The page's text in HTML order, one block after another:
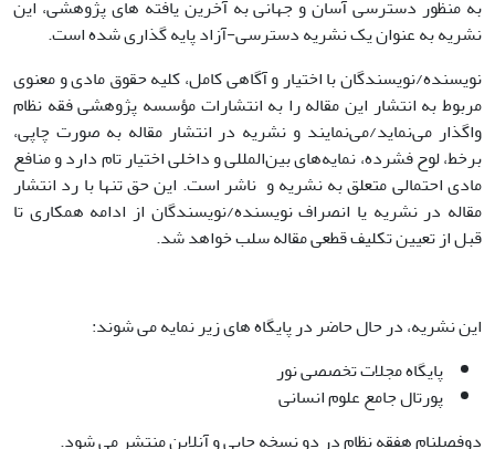
به منظور دسترسی آسان و جهانی به آخرین یافته های پژوهشی، این
نشریه به عنوان یک نشریه دسترسی-آزاد پایه گذاری شده است.
نویسنده/نویسندگان با اختیار و آگاهی کامل، کلیه حقوق مادی و معنوی
مربوط به انتشار این مقاله را به انتشارات مؤسسه پژوهشی فقه نظام
واگذار می‌نماید/می‌نمایند و نشریه در انتشار مقاله به صورت چاپی،
برخط، لوح فشرده، نمایه­‌های بین‌المللی و داخلی اختیار تام دارد و منافع
مادی احتمالی متعلق به نشریه و ناشر است. این حق تنها با رد انتشار
مقاله در نشریه یا انصراف نویسنده/نویسندگان از ادامه همکاری تا
قبل از تعیین تکلیف قطعی مقاله سلب خواهد شد.
این نشریه، در حال حاضر در پایگاه­ های زیر نمایه می شوند:
پایگاه مجلات تخصصی نور
پورتال جامع علوم انسانی
دوفصلنام هفقه نظام در دو نسخه چاپی و آنلاین منتشر می شود.